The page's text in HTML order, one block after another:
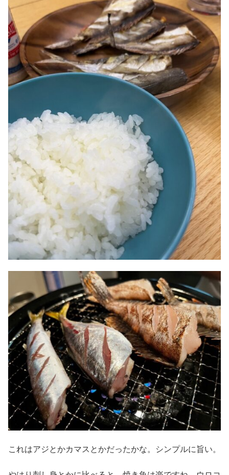
これはアジとかカマスとかだったかな。シンプルに旨い。